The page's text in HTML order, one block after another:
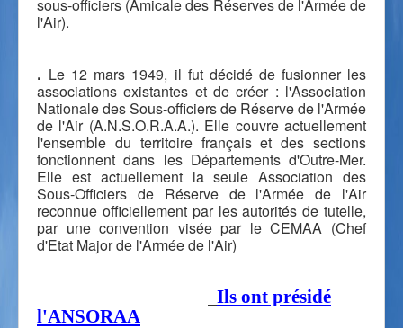
sous-officiers (Amicale des Réserves de l'Armée de
l'Air).
. Le 12 mars 1949, il fut décidé de fusionner les
associations existantes et de créer : l'Association
Nationale des Sous-officiers de Réserve de l'Armée
de l'Air (A.N.S.O.R.A.A.). Elle couvre actuellement
l'ensemble du territoire français et des sections
fonctionnent dans les Départements d'Outre-Mer.
Elle est actuellement la seule Association des
Sous-Officiers de Réserve de l'Armée de l'Air
reconnue officiellement par les autorités de tutelle,
par une convention visée par le CEMAA (Chef
d'Etat Major de l'Armée de l'Air)
Ils ont présidé
l'ANSORAA